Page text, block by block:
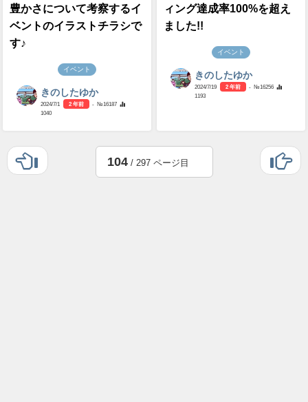
豊かさについて考察するイ
ベントのイラストチラシで
す♪
イベント
きのしたゆか
2024/7/1 2 年前
- №16187
1040
ィング達成率100%を超え
ました!!
イベント
きのしたゆか
2024/7/19 2 年前
- №16256
1193
104/ 297 ページ目